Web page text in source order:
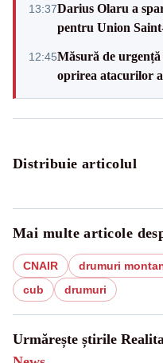
13:37Darius Olaru a
pentru Union
12:45Măsură de
oprirea atacurilor
Distribuie articolul
Mai multe articole
CNAIR drumuri
cub
drumuri
Urmărește știrile